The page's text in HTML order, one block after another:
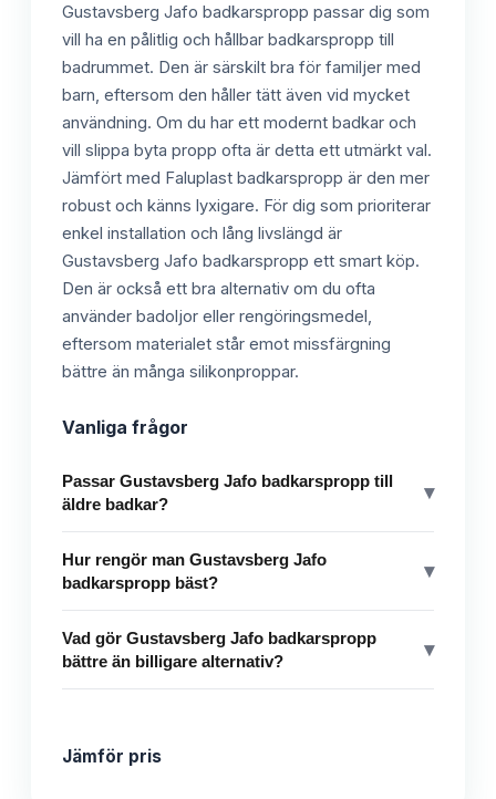
Gustavsberg Jafo badkarspropp passar dig som
vill ha en pålitlig och hållbar badkarspropp till
badrummet. Den är särskilt bra för familjer med
barn, eftersom den håller tätt även vid mycket
användning. Om du har ett modernt badkar och
vill slippa byta propp ofta är detta ett utmärkt val.
Jämfört med Faluplast badkarspropp är den mer
robust och känns lyxigare. För dig som prioriterar
enkel installation och lång livslängd är
Gustavsberg Jafo badkarspropp ett smart köp.
Den är också ett bra alternativ om du ofta
använder badoljor eller rengöringsmedel,
eftersom materialet står emot missfärgning
bättre än många silikonproppar.
Vanliga frågor
Passar Gustavsberg Jafo badkarspropp till
äldre badkar?
▾
Hur rengör man Gustavsberg Jafo
badkarspropp bäst?
▾
Vad gör Gustavsberg Jafo badkarspropp
bättre än billigare alternativ?
▾
Jämför pris